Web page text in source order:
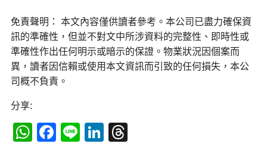
免責聲明： 本文內容僅供讀者參考。本公司已盡力確保資
訊的準確性，但並不對文中所涉資料的完整性、即時性或
準確性作出任何明示或暗示的保證。物業狀況因個案而
異，讀者因信賴或使用本文資訊而引致的任何損失，本公
司概不負責。
分享:
WhatsApp
Facebook
LineLinkedIn